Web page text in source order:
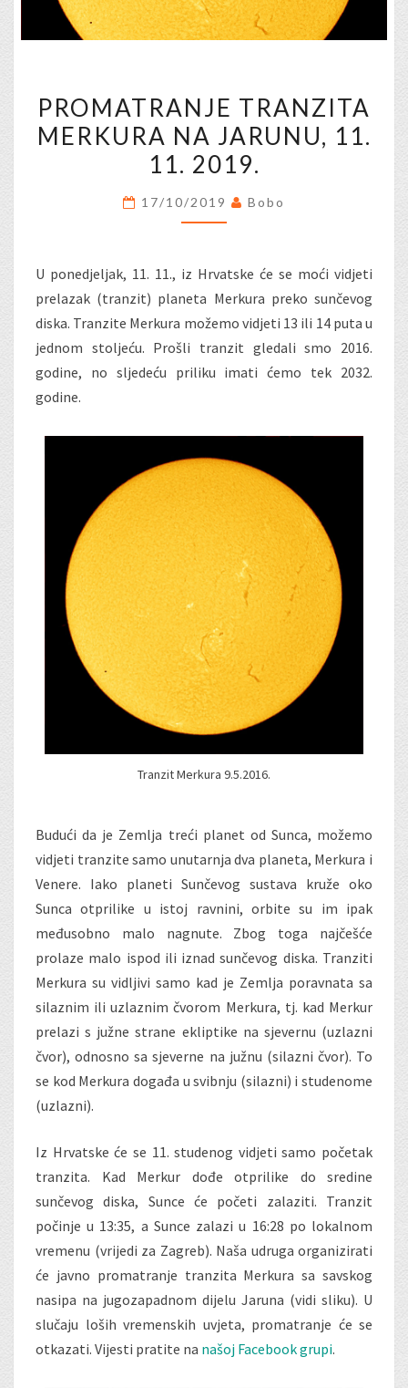
TRANZITA
MERKURA
NA
11.
PROMATRANJE TRANZITA
MERKURA NA JARUNU, 11.
11. 2019.
17/10/2019 Bobo
U ponedjeljak, 11. 11., iz Hrvatske će se moći vidjeti
prelazak (tranzit) planeta Merkura preko sunčevog
diska. Tranzite Merkura možemo vidjeti 13 ili 14 puta u
jednom stoljeću. Prošli tranzit gledali smo 2016.
godine, no sljedeću priliku imati ćemo tek 2032.
godine.
Tranzit Merkura 9.5.2016.
Budući da je Zemlja treći planet od Sunca, možemo
vidjeti tranzite samo unutarnja dva planeta, Merkura i
Venere. Iako planeti Sunčevog sustava kruže oko
Sunca otprilike u istoj ravnini, orbite su im ipak
međusobno malo nagnute. Zbog toga najčešće
prolaze malo ispod ili iznad sunčevog diska. Tranziti
Merkura su vidljivi samo kad je Zemlja poravnata sa
silaznim ili uzlaznim čvorom Merkura, tj. kad Merkur
prelazi s južne strane ekliptike na sjevernu (uzlazni
čvor), odnosno sa sjeverne na južnu (silazni čvor). To
se kod Merkura događa u svibnju (silazni) i studenome
(uzlazni).
Iz Hrvatske će se 11. studenog vidjeti samo početak
tranzita. Kad Merkur dođe otprilike do sredine
sunčevog diska, Sunce će početi zalaziti. Tranzit
počinje u 13:35, a Sunce zalazi u 16:28 po lokalnom
vremenu (vrijedi za Zagreb). Naša udruga organizirati
će javno promatranje tranzita Merkura sa savskog
nasipa na jugozapadnom dijelu Jaruna (vidi sliku). U
slučaju loših vremenskih uvjeta, promatranje će se
otkazati. Vijesti pratite na našoj Facebook grupi.